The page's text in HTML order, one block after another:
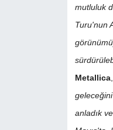
mutluluk
Turu'nun
Metallica
anladık